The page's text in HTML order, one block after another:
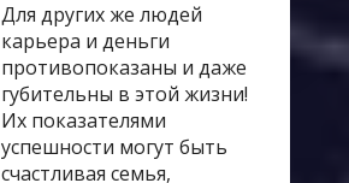
Для других же людей
карьера и деньги
противопоказаны и даже
губительны в этой жизни!
Их показателями
успешности могут быть
счастливая семья,